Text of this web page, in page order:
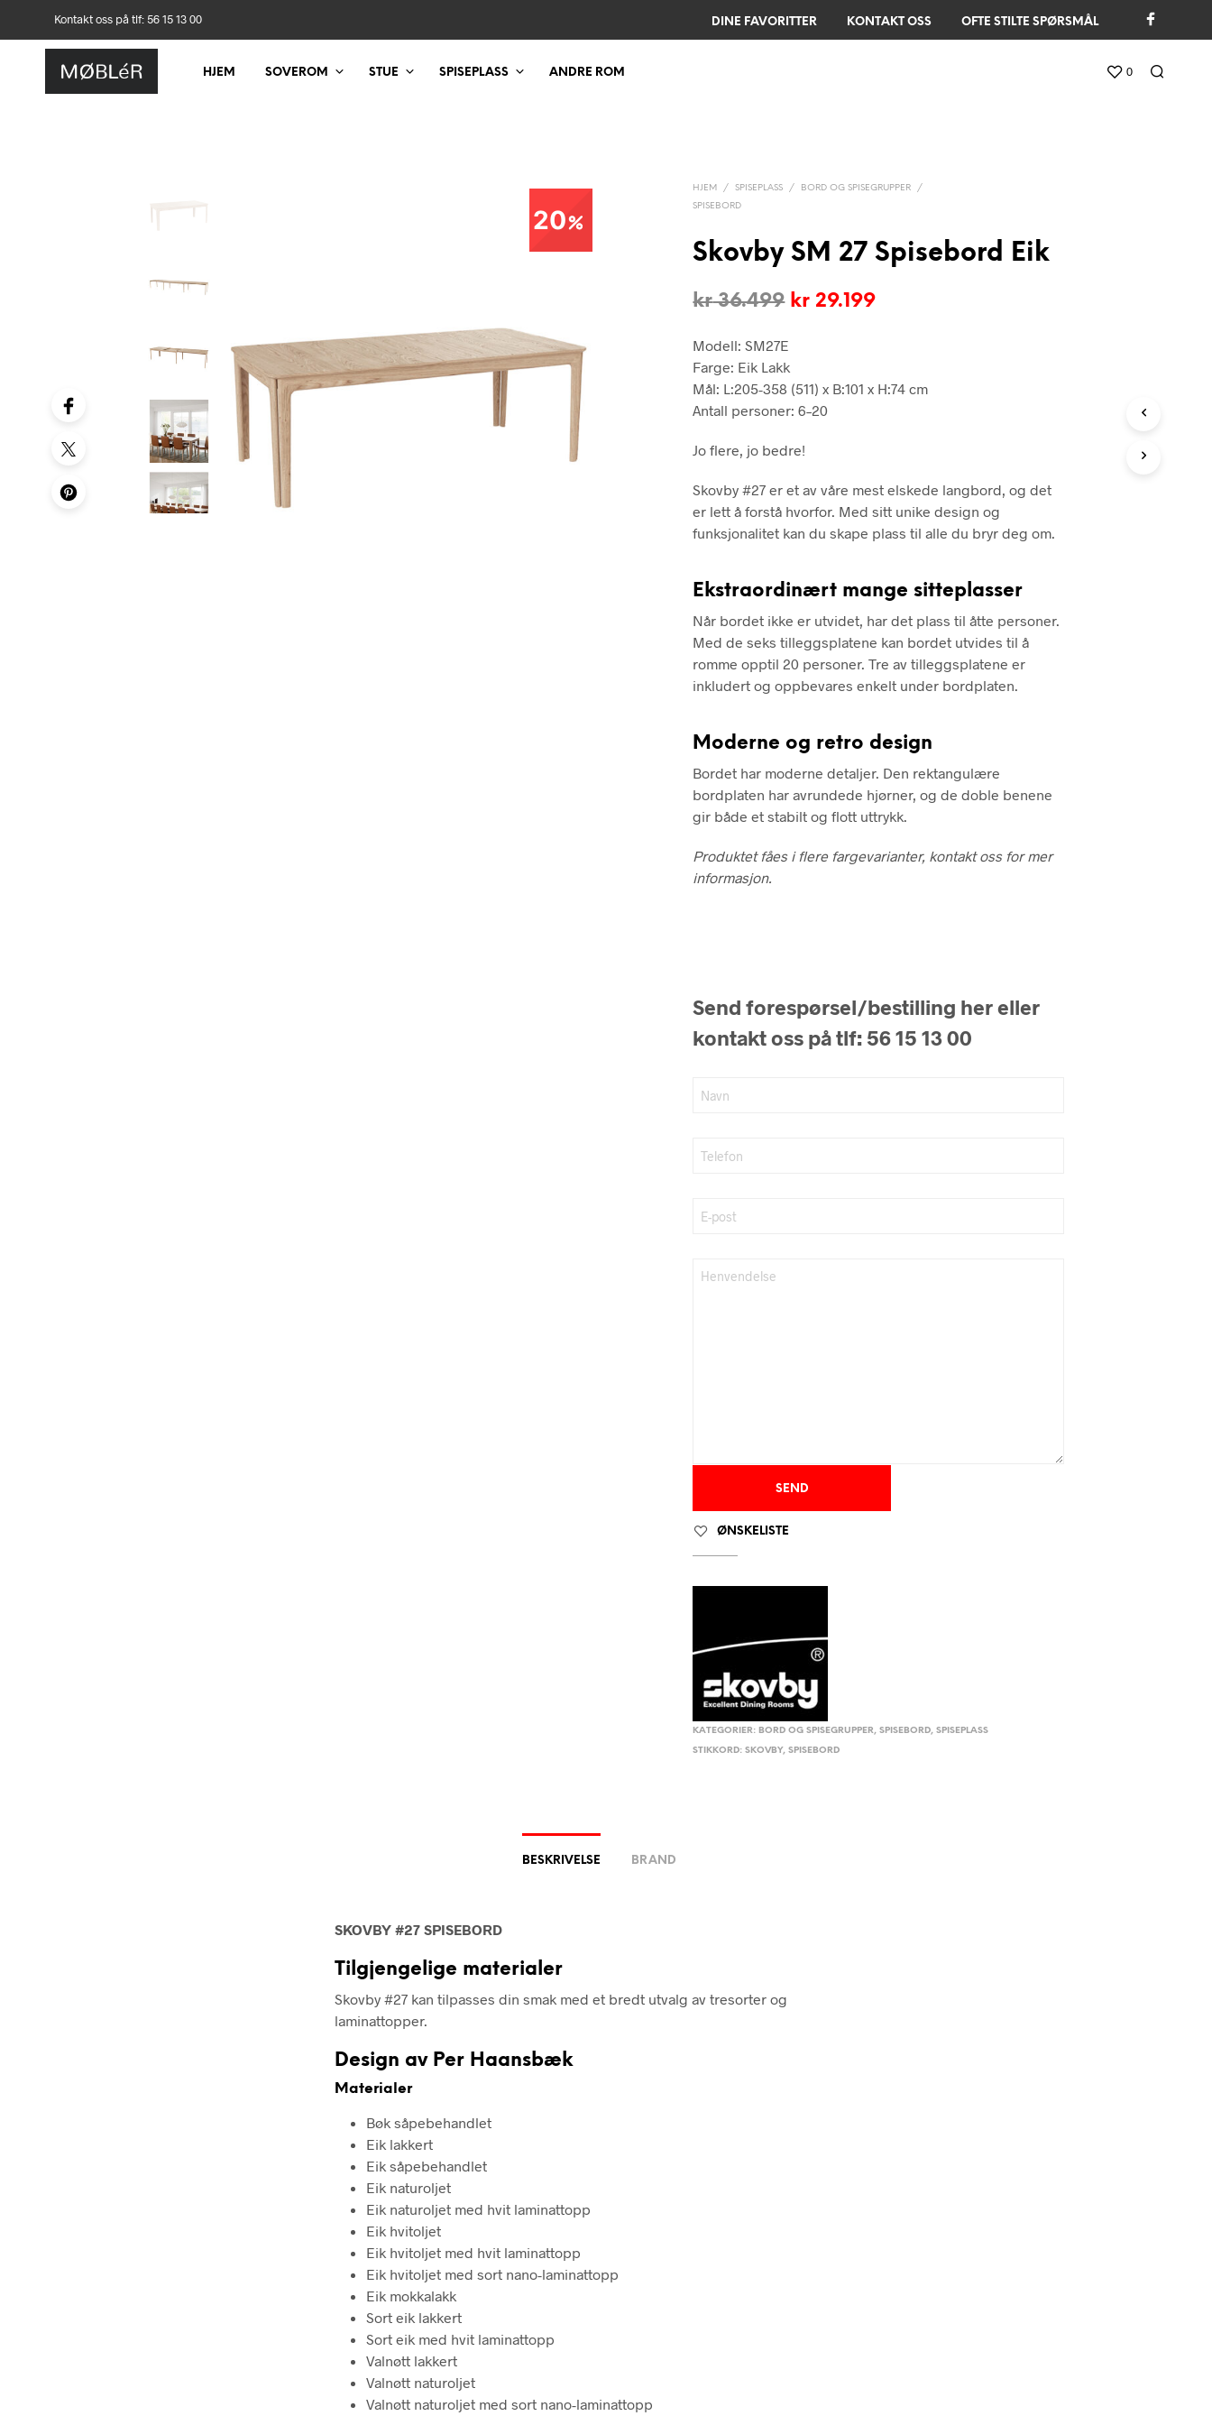
Kontakt oss på tlf: 56 15 13 00 DINE FAVORITTER KONTAKT OSS OFTE STILTE SPØRSMÅL
HJEM SOVEROM STUE SPISEPLASS ANDRE ROM 0
20
HJEM / SPISEPLASS / BORD OG SPISEGRUPPER
/
SPISEBORD
Skovby SM 27 Spisebord Eik
kr36.499 Opprinnelig
var:
kr 36.499.
kr 29.199Nåværende
kr 29.199.
Modell: SM27E
Farge: Eik Lakk
Mål: L:205-358 (511) x B:101 x H:74 cm
Antall personer: 6–20
Jo flere, jo bedre!
Skovby #27 er et av våre mest elskede langbord, og det
er lett å forstå hvorfor. Med sitt unike design og
funksjonalitet kan du skape plass til alle du bryr deg om.
Ekstraordinært mange sitteplasser
Når bordet ikke er utvidet, har det plass til åtte personer.
Med de seks tilleggsplatene kan bordet utvides til å
romme opptil 20 personer. Tre av tilleggsplatene er
inkludert og oppbevares enkelt under bordplaten.
Moderne og retro design
Bordet har moderne detaljer. Den rektangulære
bordplaten har avrundede hjørner, og de doble benene
gir både et stabilt og flott uttrykk.
Produktet fåes i flere fargevarianter, kontakt oss for mer
informasjon.
Send forespørsel/bestilling her eller
kontakt oss på tlf: 56 15 13 00
ØNSKELISTE
KATEGORIER: BORD OG SPISEGRUPPER,SPISEBORD,SPISEPLASS
STIKKORD:SKOVBY,SPISEBORD
BESKRIVELSE BRAND
SKOVBY #27 SPISEBORD
Tilgjengelige materialer
Skovby #27 kan tilpasses din smak med et bredt utvalg av tresorter og
laminattopper.
Design av Per Haansbæk
Materialer
Bøk såpebehandlet
Eik lakkert
Eik såpebehandlet
Eik naturoljet
Eik naturoljet med hvit laminattopp
Eik hvitoljet
Eik hvitoljet med hvit laminattopp
Eik hvitoljet med sort nano-laminattopp
Eik mokkalakk
Sort eik lakkert
Sort eik med hvit laminattopp
Valnøtt lakkert
Valnøtt naturoljet
Valnøtt naturoljet med sort nano-laminattopp